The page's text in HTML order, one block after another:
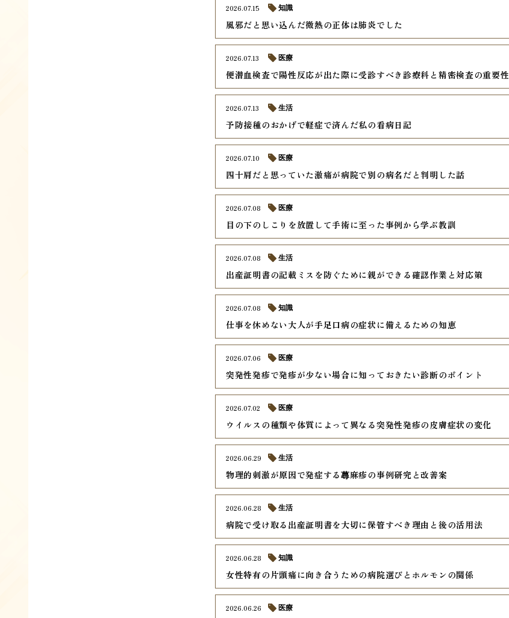
風邪だと思い込んだ微熱の正体は肺炎でした
2026.07.15 知識
便潜血検査で陽性反応が出た際に受診すべき診療科と精密検査の重要性
2026.07.13 医療
予防接種のおかげで軽症で済んだ私の看病日記
2026.07.13 生活
四十肩だと思っていた激痛が病院で別の病名だと判明した話
2026.07.10 医療
目の下のしこりを放置して手術に至った事例から学ぶ教訓
2026.07.08 医療
出産証明書の記載ミスを防ぐために親ができる確認作業と対応策
2026.07.08 生活
仕事を休めない大人が手足口病の症状に備えるための知恵
2026.07.08 知識
突発性発疹で発疹が少ない場合に知っておきたい診断のポイント
2026.07.06 医療
ウイルスの種類や体質によって異なる突発性発疹の皮膚症状の変化
2026.07.02 医療
物理的刺激が原因で発症する蕁麻疹の事例研究と改善案
2026.06.29 生活
病院で受け取る出産証明書を大切に保管すべき理由と後の活用法
2026.06.28 生活
女性特有の片頭痛に向き合うための病院選びとホルモンの関係
2026.06.28 知識
2026.06.26 医療